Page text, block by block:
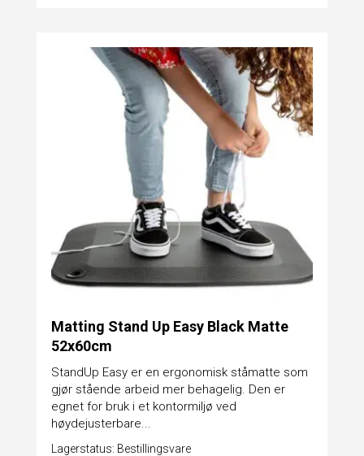
Matting Stand Up Easy Black Matte
52x60cm
StandUp Easy er en ergonomisk ståmatte som
gjør stående arbeid mer behagelig. Den er
egnet for bruk i et kontormiljø ved
høydejusterbare...
Lagerstatus: Bestillingsvare